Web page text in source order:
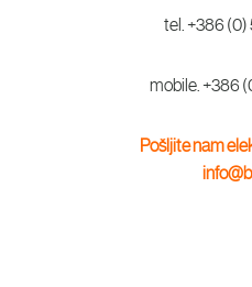
tel. +386 (0)
mobile. +386
Pošljite nam